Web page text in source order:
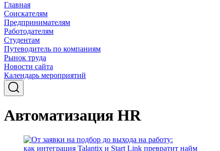
Главная
Соискателям
Предпринимателям
Работодателям
Студентам
Путеводитель по компаниям
Рынок труда
Новости сайта
Календарь мероприятий
Автоматизация HR